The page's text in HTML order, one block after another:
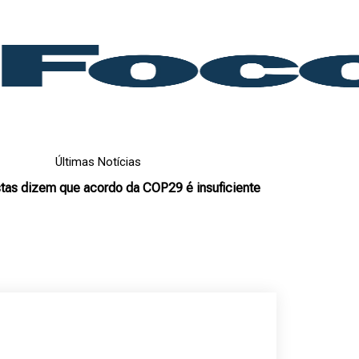
Últimas Notícias
dizem que acordo da COP29 é insuficiente